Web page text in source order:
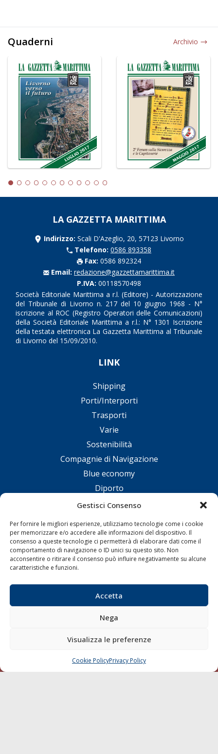
Gestisci Consenso
Per fornire le migliori esperienze, utilizziamo tecnologie come i cookie
per memorizzare e/o accedere alle informazioni del dispositivo. Il
consenso a queste tecnologie ci permetterà di elaborare dati come il
comportamento di navigazione o ID unici su questo sito. Non
acconsentire o ritirare il consenso può influire negativamente su alcune
caratteristiche e funzioni.
Accetta
Nega
Visualizza le preferenze
Cookie PolicyPrivacy Policy
Quaderni Archivio
LA GAZZETTA MARITTIMA
Indirizzo: Scali D'Azeglio, 20, 57123 Livorno
Telefono: 0586 893358
Fax: 0586 892324
Email: redazione@gazzettamarittima.it
P.IVA: 00118570498
Società Editoriale Marittima a r.l. (Editore) - Autorizzazione
del Tribunale di Livorno n. 217 del 10 giugno 1968 - N°
iscrizione al ROC (Registro Operatori delle Comunicazioni)
della Società Editoriale Marittima a r.l.: N° 1301 Iscrizione
della testata elettronica La Gazzetta Marittima al Tribunale
di Livorno del 15/09/2010.
LINK
Shipping
Porti/Interporti
Trasporti
Varie
Sostenibilità
Compagnie di Navigazione
Blue economy
Diporto
Chi siamo
SEGUI
© 1968 - 2026 Tutti i diritti sono riservati
Cookie Policy
Privacy Policy
Mappa del sito
born inMaMaStudiOs
CHIAMA SCRIVI